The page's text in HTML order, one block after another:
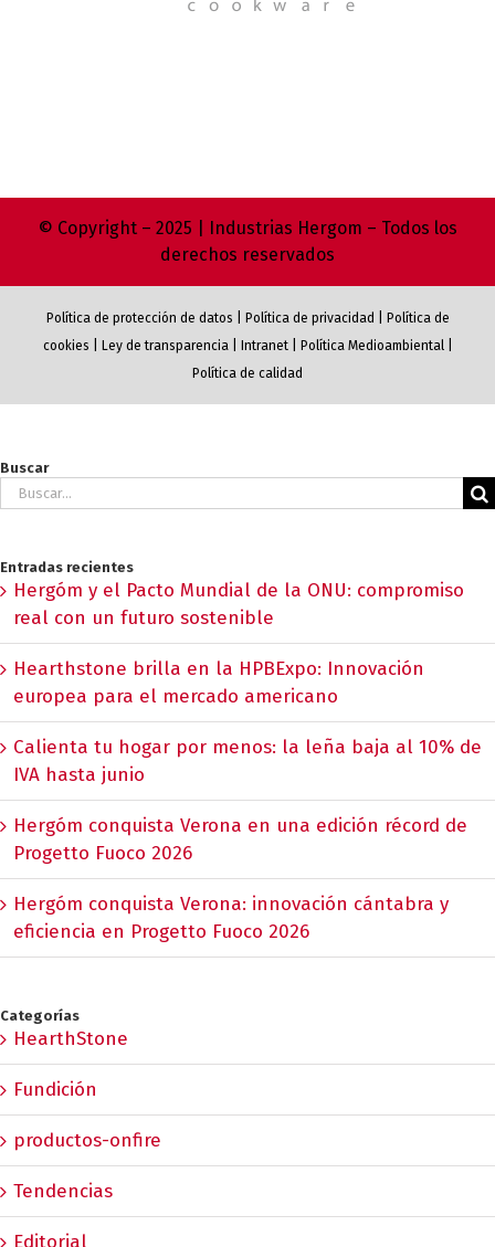
© Copyright – 2025 | Industrias Hergom – Todos los
derechos reservados
Política de protección de datos Política de privacidad
Política de
cookies
Ley de transparencia| Intranet| Política Medioambiental|
Política de calidad
Buscar
Buscar:
Entradas recientes
Hergóm y el Pacto Mundial de la ONU: compromiso
real con un futuro sostenible
Hearthstone brilla en la HPBExpo: Innovación
europea para el mercado americano
Calienta tu hogar por menos: la leña baja al 10% de
IVA hasta junio
Hergóm conquista Verona en una edición récord de
Progetto Fuoco 2026
Hergóm conquista Verona: innovación cántabra y
eficiencia en Progetto Fuoco 2026
Categorías
HearthStone
Fundición
productos-onfire
Tendencias
Editorial